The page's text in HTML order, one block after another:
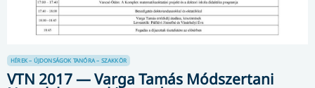
HÍREK – ÚJDONSÁGOK TANÓRA – SZAKKÖR
VTN 2017 — Varga Tamás Módszertani